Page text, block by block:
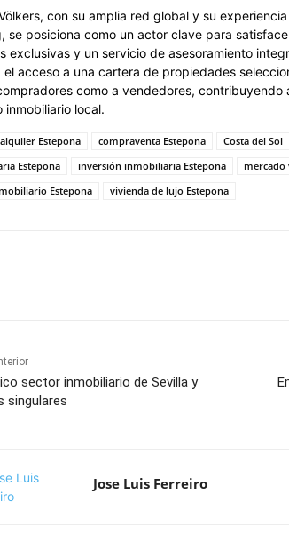
con su amplia red global y su
se posiciona como un actor clave para
exclusivas y un servicio de asesoramiento
el acceso a una cartera de propiedades
como a vendedores,
inmobiliario local.
alquiler Estepona compraventa Estepona Costa del Sol
Estepona
inversión inmobiliaria Estepona mercado
Estepona
vivienda de lujo Estepona
sector inmobiliario de Sevilla y
singulares
Jose Luis Ferreiro